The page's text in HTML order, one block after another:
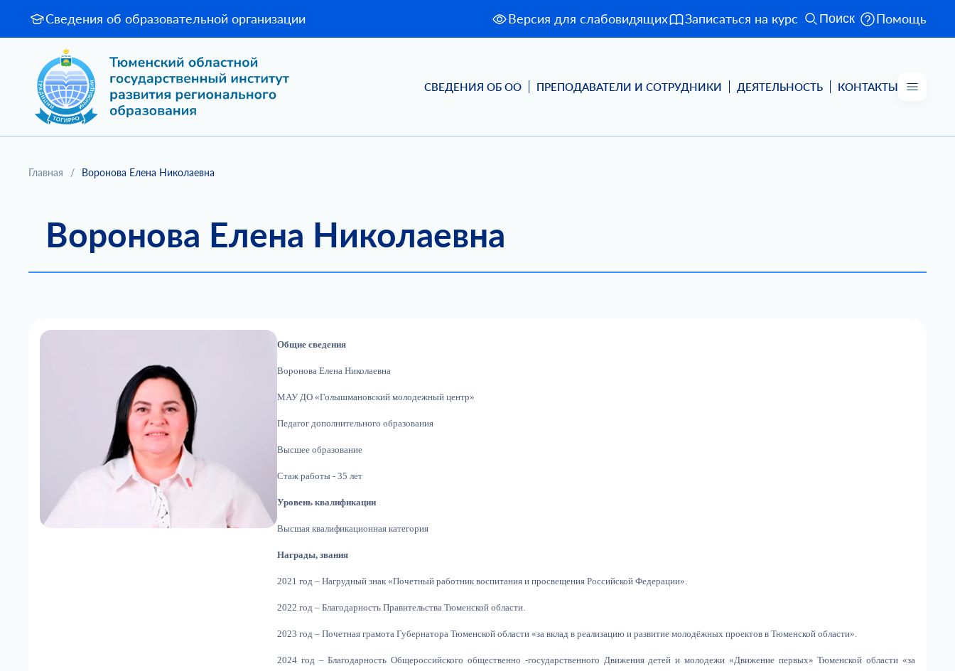
Версия для слабовидящих Помощь
Записаться на курс Поиск
Сведения об образовательной организации
СВЕДЕНИЯ ОБ ОО ПРЕПОДАВАТЕЛИ И СОТРУДНИКИ ДЕЯТЕЛЬНОСТЬ КОНТАКТЫ
Главная / Воронова Елена Николаевна
Воронова Елена Николаевна
Общие сведения
Воронова Елена Николаевна
МАУ ДО «Голышмановский молодежный центр»
Педагог дополнительного образования
Высшее образование
Стаж работы - 35 лет
Уровень квалификации
Высшая квалификационная категория
Награды, звания
2021 год – Нагрудный знак «Почетный работник воспитания и просвещения Российской Федерации».
2022 год – Благодарность Правительства Тюменской области.
2023 год – Почетная грамота Губернатора Тюменской области «за вклад в реализацию и развитие молодёжных проектов в Тюменской области».
2024 год – Благодарность Общероссийского общественно -государственного Движения детей и молодежи «Движение первых» Тюменской области «за